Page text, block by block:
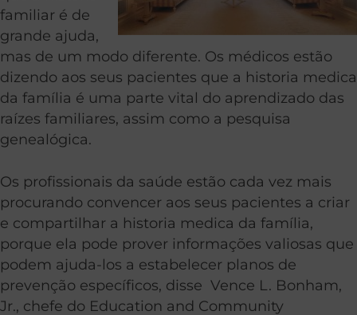
familiar é de
grande ajuda,
mas de um modo diferente. Os médicos estão
dizendo aos seus pacientes que a historia medica
da família é uma parte vital do aprendizado das
raízes familiares, assim como a pesquisa
genealógica.
Os profissionais da saúde estão cada vez mais
procurando convencer aos seus pacientes a criar
e compartilhar a historia medica da família,
porque ela pode prover informações valiosas que
podem ajuda-los a estabelecer planos de
prevenção específicos, disse Vence L. Bonham,
Jr., chefe do Education and Community